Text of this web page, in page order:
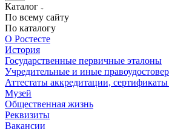
Каталог
По всему сайту
По каталогу
О Ростесте
История
Государственные первичные эталоны
Учредительные и иные
Аттестаты аккредитации,
Музей
Общественная жизнь
Реквизиты
Вакансии